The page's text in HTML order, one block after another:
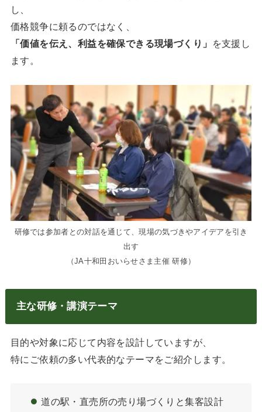
し、
価格競争に頼るのではなく、
「価値を伝え、利益を確保できる現場づくり」
を支援し
ます。
研修では参加者との対話を通じて、現場の気づきやアイデアを引き
出す
（JA十和田おいらせさま主催 研修）
主な研修・講演テーマ
目的や対象に応じて内容を設計していますが、
特にご依頼の多い代表的なテーマをご紹介します。
道の駅・直売所の売り場づくりと集客設計